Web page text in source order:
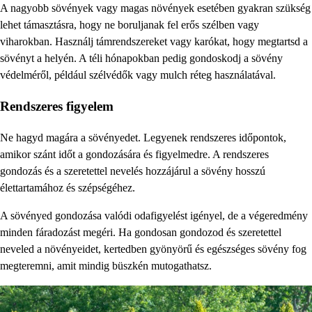
A nagyobb sövények vagy magas növények esetében gyakran szükség
lehet támasztásra, hogy ne boruljanak fel erős szélben vagy
viharokban. Használj támrendszereket vagy karókat, hogy megtartsd a
sövényt a helyén. A téli hónapokban pedig gondoskodj a sövény
védelméről, például szélvédők vagy mulch réteg használatával.
Rendszeres figyelem
Ne hagyd magára a sövényedet. Legyenek rendszeres időpontok,
amikor szánt időt a gondozására és figyelmedre. A rendszeres
gondozás és a szeretettel nevelés hozzájárul a sövény hosszú
élettartamához és szépségéhez.
A sövényed gondozása valódi odafigyelést igényel, de a végeredmény
minden fáradozást megéri. Ha gondosan gondozod és szeretettel
neveled a növényeidet, kertedben gyönyörű és egészséges sövény fog
megteremni, amit mindig büszkén mutogathatsz.